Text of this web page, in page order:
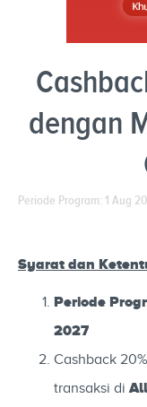
dengan
Periode Program: 1 Aug
Syarat dan
Periode
2027
Cashback
transaksi di